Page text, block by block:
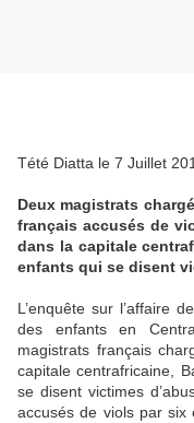
Tété Diatta le 7 Juillet
Deux magistrats
français accusés de
dans la capitale
enfants qui se disent
L’enquête sur l’affaire
des enfants en
magistrats français
capitale centrafricaine,
se disent victimes
accusés de viols par